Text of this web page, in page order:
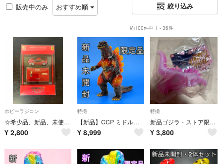
販売中のみ おすすめ順 絞り込み
約100件中 1 - 36件
ホビーラジコン
☆希少品、新品、未使用☆フェラーリF430 赤外線コントロール式高性能ミニラジコン
¥ 2,800
特撮
【新品】CCP ミドルサイズシリーズ ゴジラ(1995）LimitedブラックラメVer. CCPJAPAN直販限定カラー ソフビ
¥ 8,999
特撮
新品ゴジラ・ストア限定 JAPAN GODZILLA ゴジラ（2023）桜カラー
¥ 3,800